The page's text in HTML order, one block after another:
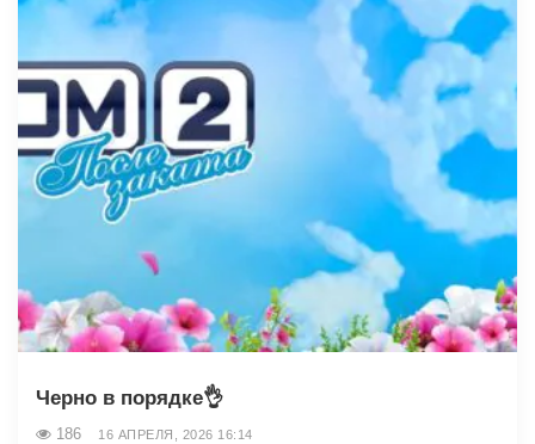
Черно в порядке👌
186 16 АПРЕЛЯ, 2026 16:14